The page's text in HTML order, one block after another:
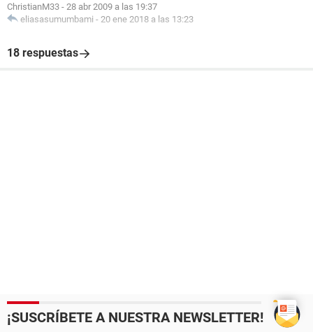
ChristianM33 - 28 abr 2009 a las 19:37
eliasasumumbami - 20 ene 2018 a las 13:23
18 respuestas
¡SUSCRÍBETE A NUESTRA NEWSLETTER!